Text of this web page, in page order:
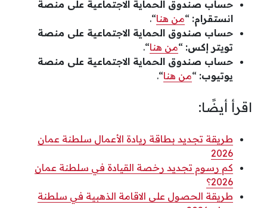
حساب صندوق الحماية الاجتماعية على منصة
انستقرام: “من هنا“.
حساب صندوق الحماية الاجتماعية على منصة
تويتر إكس: “من هنا“.
حساب صندوق الحماية الاجتماعية على منصة
يوتيوب: “من هنا“.
اقرأ أيضًا:
طريقة تجديد بطاقة ريادة الأعمال سلطنة عمان
2026
كم رسوم تجديد رخصة القيادة في سلطنة عمان
2026؟
طريقة الحصول على الاقامة الذهبية في سلطنة